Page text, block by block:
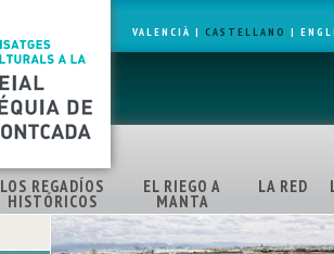
VALENCIÀ | CASTELLANO |
LOS REGADÍOS
HISTÓRICOS
EL RIEGO A
MANTA
LA RED